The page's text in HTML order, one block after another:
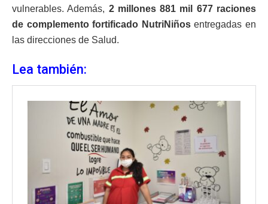
vulnerables. Además, 2 millones 881 mil 677 raciones
de complemento fortificado NutriNiñosentregadas en
las direcciones de Salud.
Lea también: